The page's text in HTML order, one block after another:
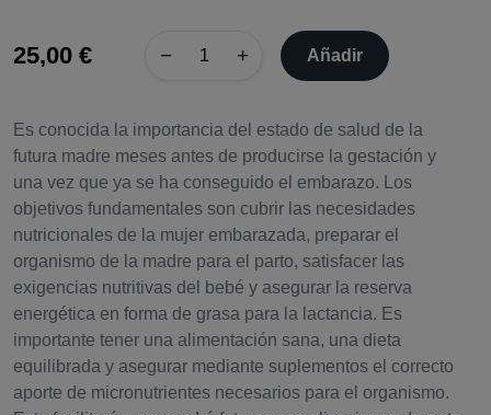
25,00 € − + Añadir
Es conocida la importancia del estado de salud de la
futura madre meses antes de producirse la gestación y
una vez que ya se ha conseguido el embarazo. Los
objetivos fundamentales son cubrir las necesidades
nutricionales de la mujer embarazada, preparar el
organismo de la madre para el parto, satisfacer las
exigencias nutritivas del bebé y asegurar la reserva
energética en forma de grasa para la lactancia. Es
importante tener una alimentación sana, una dieta
equilibrada y asegurar mediante suplementos el correcto
aporte de micronutrientes necesarios para el organismo.